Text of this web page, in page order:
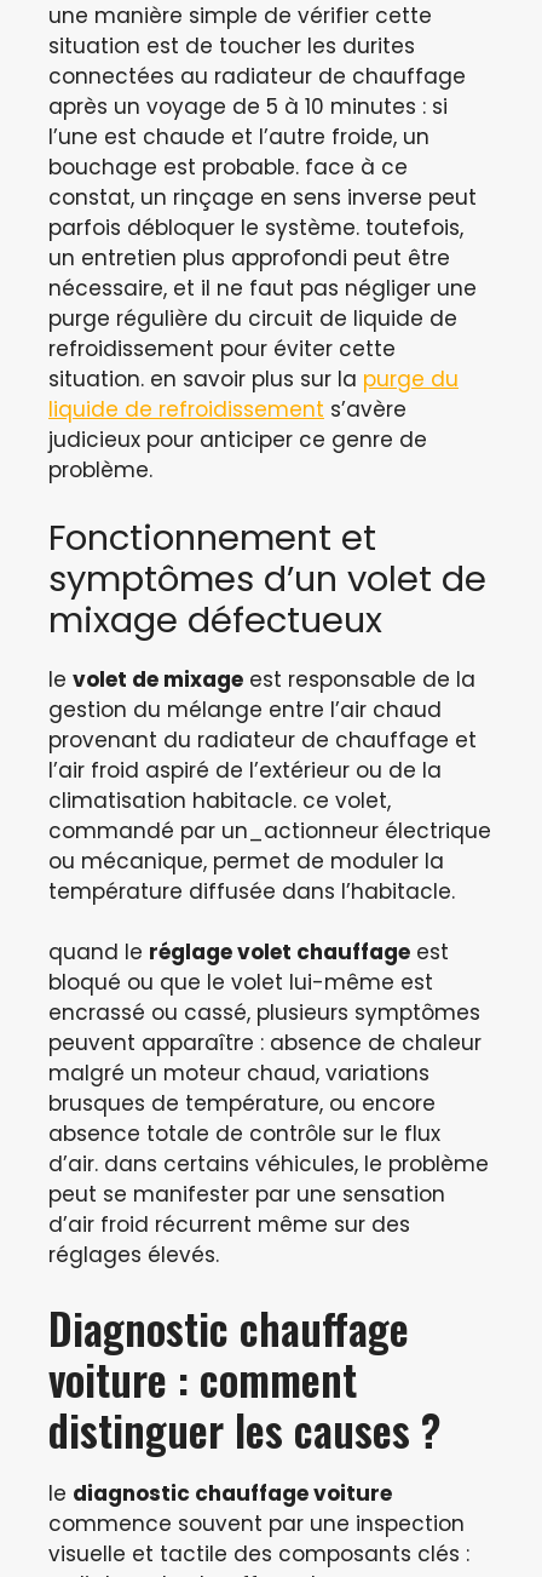
une manière simple de vérifier cette
situation est de toucher les durites
connectées au radiateur de chauffage
après un voyage de 5 à 10 minutes : si
l’une est chaude et l’autre froide, un
bouchage est probable. face à ce
constat, un rinçage en sens inverse peut
parfois débloquer le système. toutefois,
un entretien plus approfondi peut être
nécessaire, et il ne faut pas négliger une
purge régulière du circuit de liquide de
refroidissement pour éviter cette
situation. en savoir plus sur la purge du
liquide de refroidissement s’avère
judicieux pour anticiper ce genre de
problème.
Fonctionnement et
symptômes d’un volet de
mixage défectueux
le volet de mixage est responsable de la
gestion du mélange entre l’air chaud
provenant du radiateur de chauffage et
l’air froid aspiré de l’extérieur ou de la
climatisation habitacle. ce volet,
commandé par un_actionneur électrique
ou mécanique, permet de moduler la
température diffusée dans l’habitacle.
quand le réglage volet chauffage est
bloqué ou que le volet lui-même est
encrassé ou cassé, plusieurs symptômes
peuvent apparaître : absence de chaleur
malgré un moteur chaud, variations
brusques de température, ou encore
absence totale de contrôle sur le flux
d’air. dans certains véhicules, le problème
peut se manifester par une sensation
d’air froid récurrent même sur des
réglages élevés.
Diagnostic chauffage
voiture : comment
distinguer les causes ?
le diagnostic chauffage voiture
commence souvent par une inspection
visuelle et tactile des composants clés :